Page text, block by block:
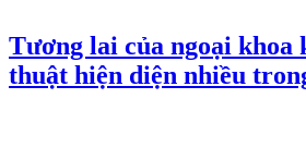
Tương lai của ngoại khoa
thuật hiện diện nhiều